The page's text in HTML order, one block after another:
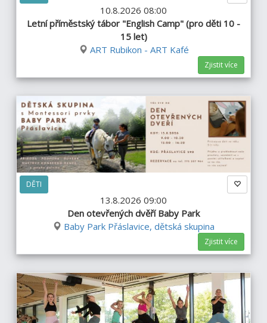
10.8.2026 08:00
Letní příměstský tábor "English Camp" (pro děti 10 -
15 let)
ART Rubikon - ART Kafé
Zjistit více
DĚTI
13.8.2026 09:00
Den otevřených dvěří Baby Park
Baby Park Přáslavice, dětská skupina
Zjistit více